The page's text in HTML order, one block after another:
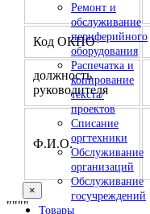
Ремонт и
обслуживание
периферийного
оборудования
Распечатка и
копирование
текста/
проектов
Списание
оргтехники
Обслуживание
организаций
Обслуживание
госучреждений
Товары
Код ОКПО
должность
руководителя
Ф.И.О.
×
""""